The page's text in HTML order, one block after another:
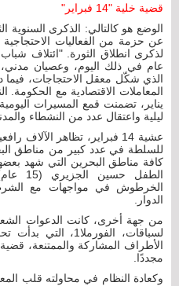
قضية خلية "14 فبراير"
عن حزمة من الفعاليات
عام في ذلك اليوم، وعصيان مدني،
الذي شكّل معقل الاحتجاجات، فيما
المعاملات الاقتصادية مع الحكومة.
يناير، تضمنت قمع المسيرات
ليلية واعتقال عدد من النشطاء
عشية 14 فبراير، تظاهر
للسلطة في عدد كبير من مناطق
كافة مناطق البحرين التي شهد
الخرطوش في مواجهات مع
الدوار.
من جهة أخرى، كانت الدعوات
لسباقات،
الأطراف المشاركة والممتنعة،
مجددًا.
وكعادة النظام في محاولته قلب